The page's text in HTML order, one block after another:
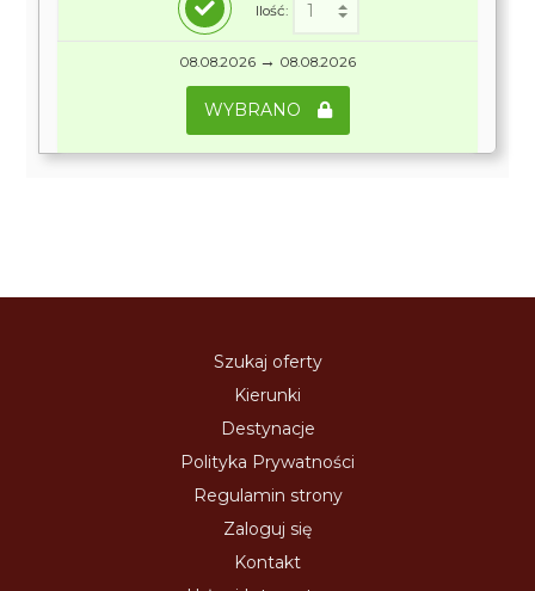
Ilość:
08.08.2026 → 08.08.2026
WYBRANO
Szukaj oferty
Kierunki
Destynacje
Polityka Prywatności
Regulamin strony
Zaloguj się
Kontakt